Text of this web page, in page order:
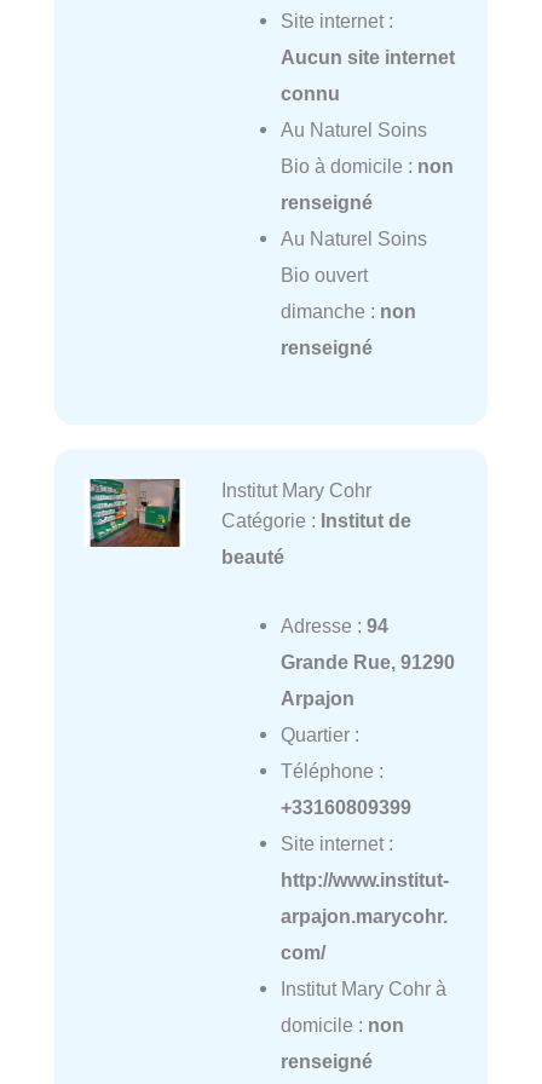
Site internet :
Aucun site internet
connu
Au Naturel Soins
Bio à domicile : non
renseigné
Au Naturel Soins
Bio ouvert
dimanche : non
renseigné
Institut Mary Cohr
Catégorie : Institut de
beauté
Adresse : 94
Grande Rue, 91290
Arpajon
Quartier :
Téléphone :
+33160809399
Site internet :
http://www.institut-
arpajon.marycohr.
com/
Institut Mary Cohr à
domicile : non
renseigné